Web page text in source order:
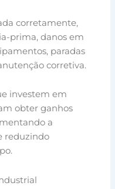
corretamente,
prima, danos em
paradas
corretiva.
investem em
obter ganhos
a
reduzindo